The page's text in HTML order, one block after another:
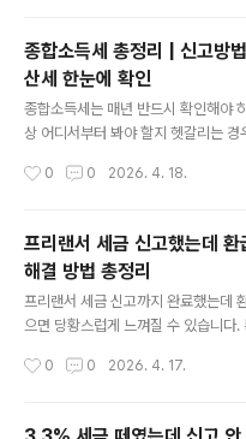
드리겠습니다. 아래 순서대로 확인하
르게 이해하실 수 있습니다. 👉 지금
고 • • • ✓ 부가가치세 핵심 요약부가
입 차이를 기준으로 계산됩니다.신고
드시 진행해야 합니다.환급은 조건을
다. • • • 부가가치세 신고 방법 바로
종합소득세 총정리 | 신고방법
산세 한눈에 확인
종합소득세는 매년 반드시 확인해야
상 어디서부터 봐야 할지 헷갈리는 경
는지까지 한 번에 정리된 정보가 부족
인하시면 전체 흐름을 빠르게 이해하
지금 종합소득세 바로 신고 • • • ✓
종합소득세는 여러 소득을 합산해 신
고 대상 여부 확인이 가장 먼저입니다
께 확인해야 손해를 막을 수 있습니다.
0 0 2026. 4. 18.
프리랜서 세금 신고했는데 환
해결 방법 총정리
프리랜서 세금 신고까지 완료했는데
으면 당황스럽게 느껴질 수 있습니다.
기 쉽습니다. 하지만 대부분은 단순 지
0 0 2026. 4. 17.